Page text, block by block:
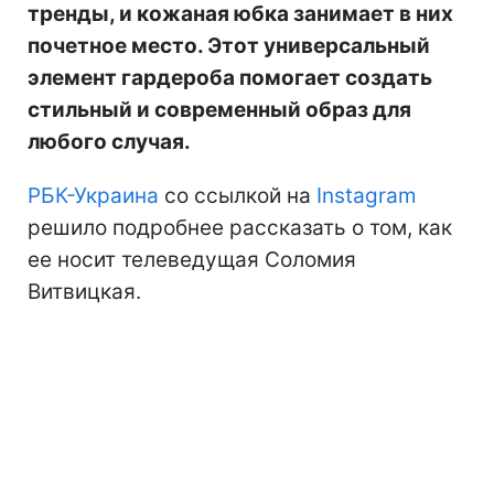
тренды, и кожаная юбка занимает в них
почетное место. Этот универсальный
элемент гардероба помогает создать
стильный и современный образ для
любого случая.
РБК-Украина со ссылкой на Instagram
решило подробнее рассказать о том, как
ее носит телеведущая Соломия
Витвицкая.